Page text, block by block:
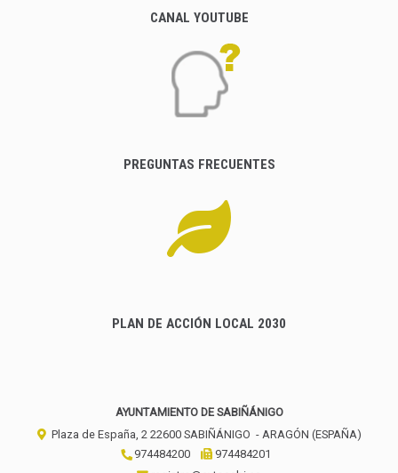
CANAL YOUTUBE
PREGUNTAS FRECUENTES
PLAN DE ACCIÓN LOCAL 2030
AYUNTAMIENTO DE SABIÑÁNIGO
Plaza de España, 2 22600 SABIÑÁNIGO - ARAGÓN (ESPAÑA)
974484200
974484201